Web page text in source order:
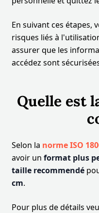
En suivant ces étapes,
risques liés à
assurer que les
accédez sont
Quelle est
Selon la norme ISO
avoir un format plus
taille recommendé
cm.
Pour plus de détails